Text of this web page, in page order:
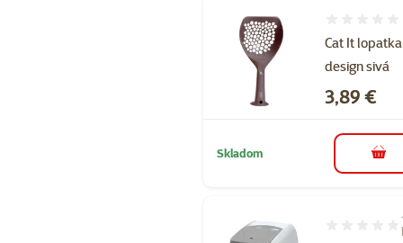
Cat It lopatka
design sivá
Cena
3,89 €
Skladom do
Hodnotenie